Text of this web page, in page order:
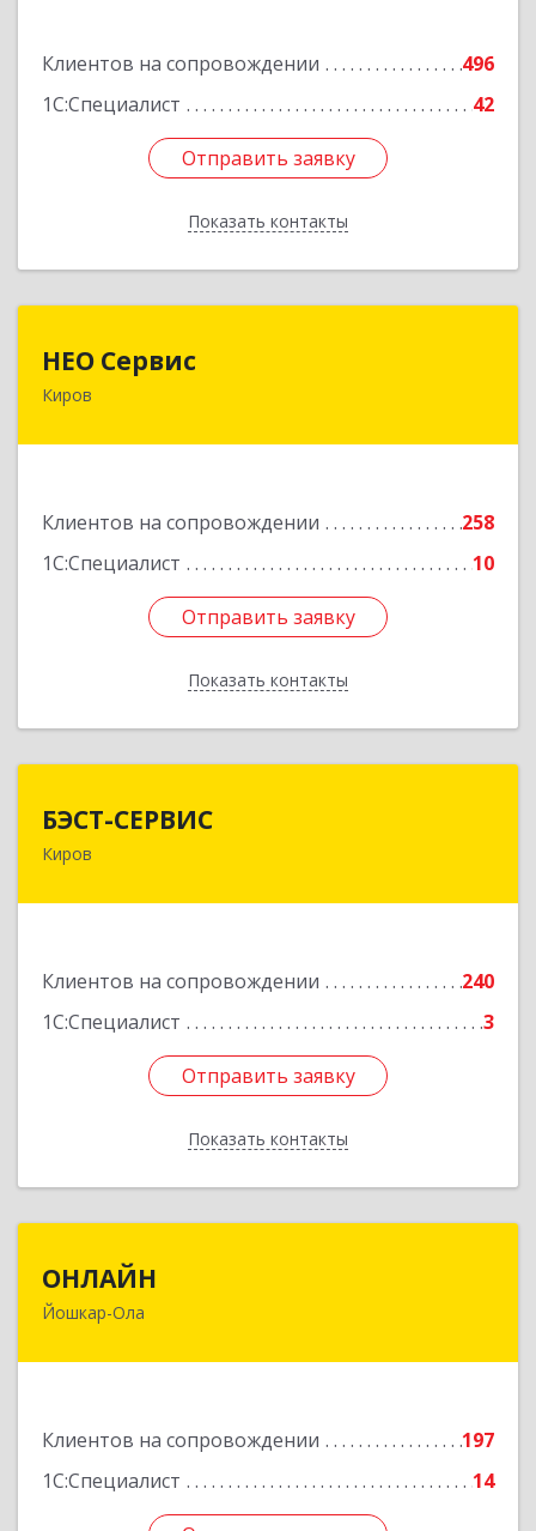
Клиентов на сопровождении
496
1С:Специалист
42
Отправить заявку
Показать контакты
Отправить заявку
Назад
НЕО Сервис
Киров
Клиентов на сопровождении
258
1С:Специалист
10
Отправить заявку
Показать контакты
610045, Кировская обл, Киров г, Ульяновская
Отправить заявку
Назад
БЭСТ-СЕРВИС
Киров
Клиентов на сопровождении
240
1С:Специалист
3
Отправить заявку
Показать контакты
Отправить заявку
Назад
ОНЛАЙН
Йошкар-Ола
Клиентов на сопровождении
197
1С:Специалист
14
424000, Марий Эл Респ, Йошкар-Ола г,